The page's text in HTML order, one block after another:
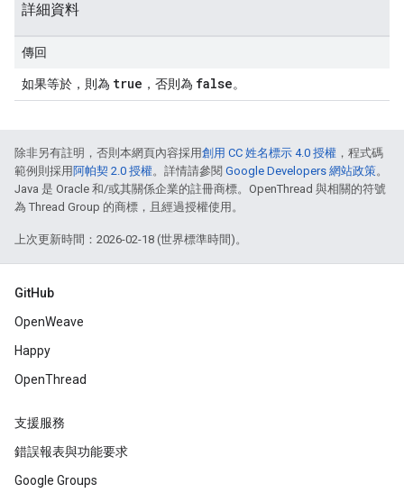
詳細資料
傳回
如果等於，則為 true ，否則為 false。
除非另有註明，否則本網頁內容採用創用 CC 姓名標示 4.0 授權 ，程式碼
範例則採用 阿帕契 2.0 授權。詳情請參閱 Google Developers 網站政策。
Java 是 Oracle 和/或其關係企業的註冊商標。OpenThread 與相關的符號
為 Thread Group 的商標，且經過授權使用。
上次更新時間：2026-02-18 (世界標準時間)。
GitHub
OpenWeave
Happy
OpenThread
支援服務
錯誤報表與功能要求
Google Groups